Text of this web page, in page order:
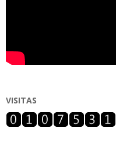
VISITAS